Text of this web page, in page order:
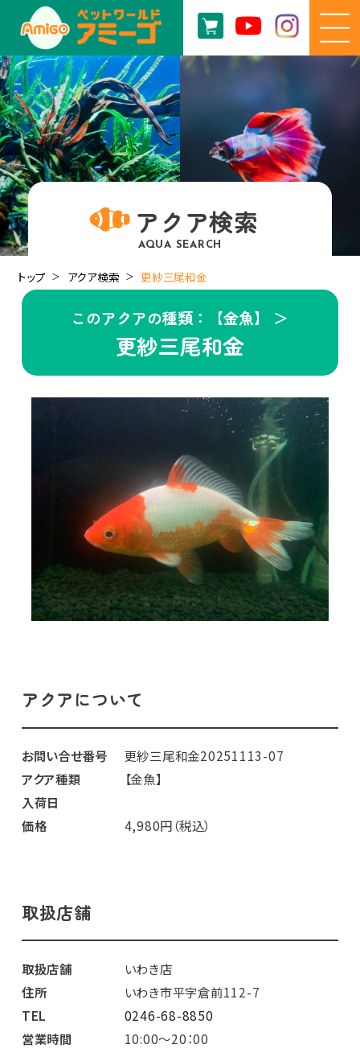
アクア検索
AQUA SEARCH
トップ アクア検索 更紗三尾和金
このアクアの種類：【金魚】 ＞
更紗三尾和金
アクアについて
お問い合せ番号
更紗三尾和金20251113-07
アクア種類
【金魚】
入荷日
価格
4,980円（税込）
取扱店舗
取扱店舗
いわき店
住所
いわき市平字倉前112-7
TEL
0246-68-8850
営業時間
10:00～20：00